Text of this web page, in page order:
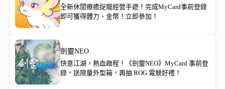
全新休閒療癒捉寵經營手遊！完成MyCard事前登錄
即可獲得體力、金幣！立即參加！
劍靈NEO
快意江湖，熱血啟程！《劍靈NEO》MyCard 事前登
錄，送限量外型箱，再抽 ROG 電競好禮！